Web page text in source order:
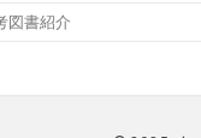
図書紹介